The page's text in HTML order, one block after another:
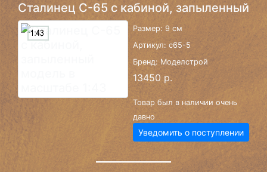
Сталинец С-65 с кабиной, запыленный
Размер: 9 см
Артикул: c65-5
Бренд: Моделстрой
13450 р.
Товар был в наличии очень
давно
Уведомить о поступлении